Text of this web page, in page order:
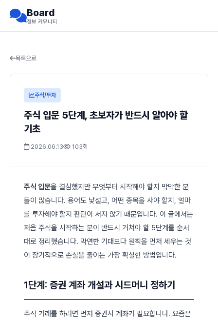
Board
정보 커뮤니티
목록으로
주식/투자
주식 입문 5단계, 초보자가 반드시 알아야 할
기초
2026.06.13 103회
주식 입문을 결심했지만 무엇부터 시작해야 할지 막막한 분
들이 많습니다. 용어도 낯설고, 어떤 종목을 사야 할지, 얼마
를 투자해야 할지 판단이 서지 않기 때문입니다. 이 글에서는
처음 주식을 시작하는 분이 반드시 거쳐야 할 5단계를 순서
대로 정리했습니다. 막연한 기대보다 원칙을 먼저 세우는 것
이 장기적으로 손실을 줄이는 가장 확실한 방법입니다.
1단계: 증권 계좌 개설과 시드머니 정하기
주식 거래를 하려면 먼저 증권사 계좌가 필요합니다. 요즘은